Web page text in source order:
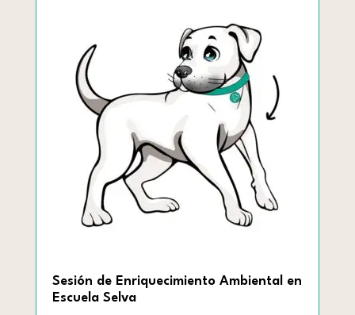
Sesión de Enriquecimiento Ambiental en
Escuela Selva